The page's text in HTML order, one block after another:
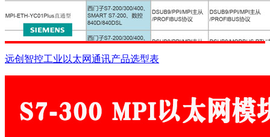
远创智控工业以太网通讯产品选型表